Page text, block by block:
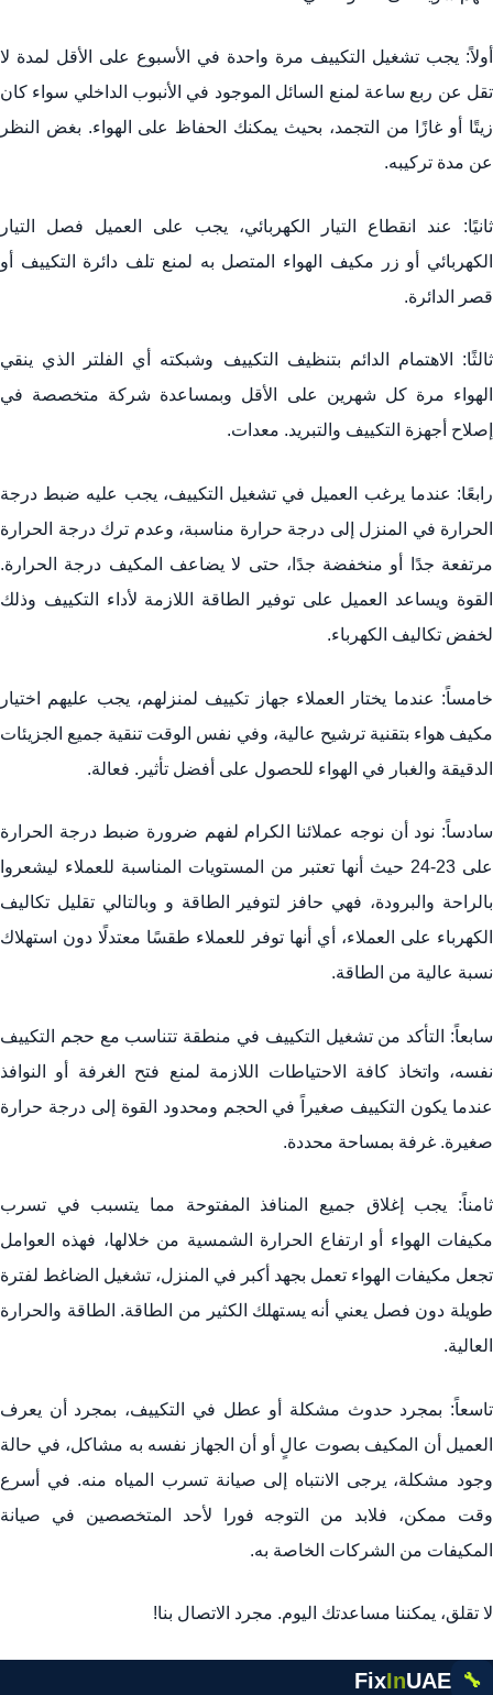
أولاً: يجب تشغيل التكييف مرة واحدة في الأسبوع على الأقل لمدة لا
تقل عن ربع ساعة لمنع السائل الموجود في الأنبوب الداخلي سواء كان
زيتًا أو غازًا من التجمد، بحيث يمكنك الحفاظ على الهواء. بغض النظر
عن مدة تركيبه.
ثانيًا: عند انقطاع التيار الكهربائي، يجب على العميل فصل التيار
الكهربائي أو زر مكيف الهواء المتصل به لمنع تلف دائرة التكييف أو
قصر الدائرة.
ثالثًا: الاهتمام الدائم بتنظيف التكييف وشبكته أي الفلتر الذي ينقي
الهواء مرة كل شهرين على الأقل وبمساعدة شركة متخصصة في
إصلاح أجهزة التكييف والتبريد. معدات.
رابعًا: عندما يرغب العميل في تشغيل التكييف، يجب عليه ضبط درجة
الحرارة في المنزل إلى درجة حرارة مناسبة، وعدم ترك درجة الحرارة
مرتفعة جدًا أو منخفضة جدًا، حتى لا يضاعف المكيف درجة الحرارة.
القوة ويساعد العميل على توفير الطاقة اللازمة لأداء التكييف وذلك
لخفض تكاليف الكهرباء.
خامساً: عندما يختار العملاء جهاز تكييف لمنزلهم، يجب عليهم اختيار
مكيف هواء بتقنية ترشيح عالية، وفي نفس الوقت تنقية جميع الجزيئات
الدقيقة والغبار في الهواء للحصول على أفضل تأثير. فعالة.
سادساً: نود أن نوجه عملائنا الكرام لفهم ضرورة ضبط درجة الحرارة
على 23-24 حيث أنها تعتبر من المستويات المناسبة للعملاء ليشعروا
بالراحة والبرودة، فهي حافز لتوفير الطاقة و وبالتالي تقليل تكاليف
الكهرباء على العملاء، أي أنها توفر للعملاء طقسًا معتدلًا دون استهلاك
نسبة عالية من الطاقة.
سابعاً: التأكد من تشغيل التكييف في منطقة تتناسب مع حجم التكييف
نفسه، واتخاذ كافة الاحتياطات اللازمة لمنع فتح الغرفة أو النوافذ
عندما يكون التكييف صغيراً في الحجم ومحدود القوة إلى درجة حرارة
صغيرة. غرفة بمساحة محددة.
ثامناً: يجب إغلاق جميع المنافذ المفتوحة مما يتسبب في تسرب
مكيفات الهواء أو ارتفاع الحرارة الشمسية من خلالها، فهذه العوامل
تجعل مكيفات الهواء تعمل بجهد أكبر في المنزل، تشغيل الضاغط لفترة
طويلة دون فصل يعني أنه يستهلك الكثير من الطاقة. الطاقة والحرارة
العالية.
تاسعاً: بمجرد حدوث مشكلة أو عطل في التكييف، بمجرد أن يعرف
العميل أن المكيف بصوت عالٍ أو أن الجهاز نفسه به مشاكل، في حالة
وجود مشكلة، يرجى الانتباه إلى صيانة تسرب المياه منه. في أسرع
وقت ممكن، فلابد من التوجه فورا لأحد المتخصصين في صيانة
المكيفات من الشركات الخاصة به.
لا تقلق، يمكننا مساعدتك اليوم. مجرد الاتصال بنا!
🔧
FixInUAE